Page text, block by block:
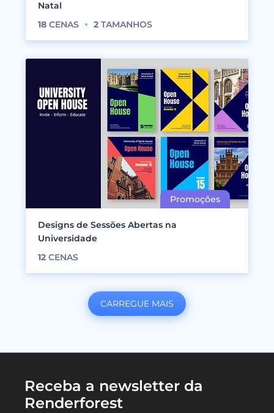
Natal
18 CENAS 2 TAMANHOS
Designs de Sessões Abertas na
Universidade
12 CENAS
CARREGUE MAIS
Receba a newsletter da
Renderforest